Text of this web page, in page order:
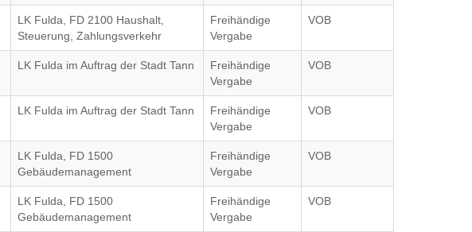
LK Fulda, FD 2100 Haushalt,
Steuerung, Zahlungsverkehr
Freihändige
Vergabe
VOB
LK Fulda im Auftrag der Stadt Tann
Freihändige
Vergabe
VOB
LK Fulda im Auftrag der Stadt Tann
Freihändige
Vergabe
VOB
LK Fulda, FD 1500
Gebäudemanagement
Freihändige
Vergabe
VOB
LK Fulda, FD 1500
Gebäudemanagement
Freihändige
Vergabe
VOB